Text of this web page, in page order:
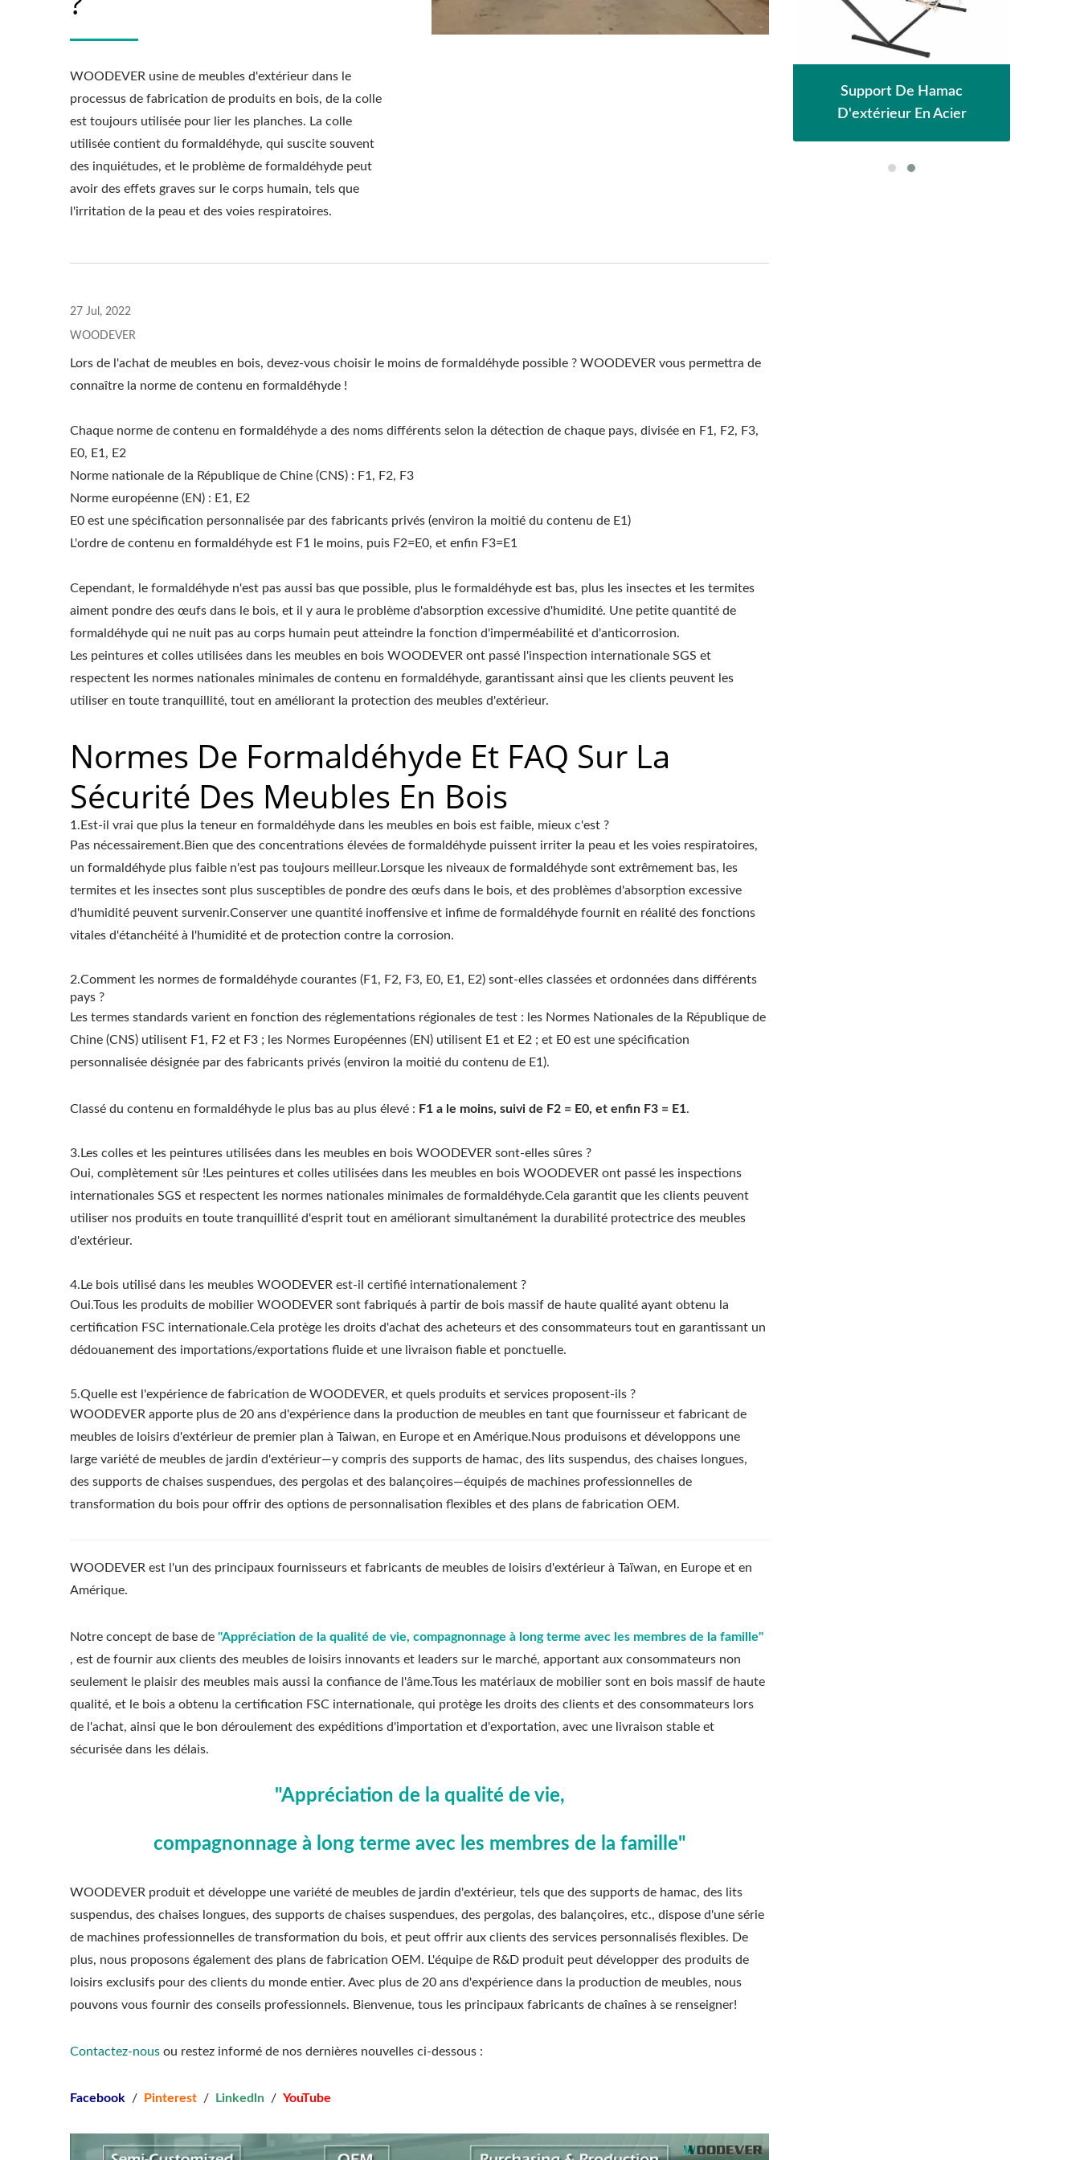
WOODEVER usine de meubles d'extérieur dans le
processus de fabrication de produits en bois, de la colle
est toujours utilisée pour lier les planches. La colle
utilisée contient du formaldéhyde, qui suscite souvent
des inquiétudes, et le problème de formaldéhyde peut
avoir des effets graves sur le corps humain, tels que
l'irritation de la peau et des voies respiratoires.
27 Jul, 2022
WOODEVER
Lors de l'achat de meubles en bois, devez-vous choisir le moins de formaldéhyde possible ? WOODEVER vous permettra de
connaître la norme de contenu en formaldéhyde !
Chaque norme de contenu en formaldéhyde a des noms différents selon la détection de chaque pays, divisée en F1, F2, F3,
E0, E1, E2
Norme nationale de la République de Chine (CNS) : F1, F2, F3
Norme européenne (EN) : E1, E2
E0 est une spécification personnalisée par des fabricants privés (environ la moitié du contenu de E1)
L'ordre de contenu en formaldéhyde est F1 le moins, puis F2=E0, et enfin F3=E1
Cependant, le formaldéhyde n'est pas aussi bas que possible, plus le formaldéhyde est bas, plus les insectes et les termites
aiment pondre des œufs dans le bois, et il y aura le problème d'absorption excessive d'humidité. Une petite quantité de
formaldéhyde qui ne nuit pas au corps humain peut atteindre la fonction d'imperméabilité et d'anticorrosion.
Les peintures et colles utilisées dans les meubles en bois WOODEVER ont passé l'inspection internationale SGS et
respectent les normes nationales minimales de contenu en formaldéhyde, garantissant ainsi que les clients peuvent les
utiliser en toute tranquillité, tout en améliorant la protection des meubles d'extérieur.
Normes De Formaldéhyde Et FAQ Sur La
Sécurité Des Meubles En Bois
1.Est-il vrai que plus la teneur en formaldéhyde dans les meubles en bois est faible, mieux c'est ?
Pas nécessairement.Bien que des concentrations élevées de formaldéhyde puissent irriter la peau et les voies respiratoires,
un formaldéhyde plus faible n'est pas toujours meilleur.Lorsque les niveaux de formaldéhyde sont extrêmement bas, les
termites et les insectes sont plus susceptibles de pondre des œufs dans le bois, et des problèmes d'absorption excessive
d'humidité peuvent survenir.Conserver une quantité inoffensive et infime de formaldéhyde fournit en réalité des fonctions
vitales d'étanchéité à l'humidité et de protection contre la corrosion.
2.Comment les normes de formaldéhyde courantes (F1, F2, F3, E0, E1, E2) sont-elles classées et ordonnées dans différents
pays ?
Les termes standards varient en fonction des réglementations régionales de test : les Normes Nationales de la République de
Chine (CNS) utilisent F1, F2 et F3 ; les Normes Européennes (EN) utilisent E1 et E2 ; et E0 est une spécification
personnalisée désignée par des fabricants privés (environ la moitié du contenu de E1).
Classé du contenu en formaldéhyde le plus bas au plus élevé : F1 a le moins, suivi de F2 = E0, et enfin F3 = E1.
3.Les colles et les peintures utilisées dans les meubles en bois WOODEVER sont-elles sûres ?
Oui, complètement sûr !Les peintures et colles utilisées dans les meubles en bois WOODEVER ont passé les inspections
internationales SGS et respectent les normes nationales minimales de formaldéhyde.Cela garantit que les clients peuvent
utiliser nos produits en toute tranquillité d'esprit tout en améliorant simultanément la durabilité protectrice des meubles
d'extérieur.
4.Le bois utilisé dans les meubles WOODEVER est-il certifié internationalement ?
Oui.Tous les produits de mobilier WOODEVER sont fabriqués à partir de bois massif de haute qualité ayant obtenu la
certification FSC internationale.Cela protège les droits d'achat des acheteurs et des consommateurs tout en garantissant un
dédouanement des importations/exportations fluide et une livraison fiable et ponctuelle.
5.Quelle est l'expérience de fabrication de WOODEVER, et quels produits et services proposent-ils ?
WOODEVER apporte plus de 20 ans d'expérience dans la production de meubles en tant que fournisseur et fabricant de
meubles de loisirs d'extérieur de premier plan à Taiwan, en Europe et en Amérique.Nous produisons et développons une
large variété de meubles de jardin d'extérieur—y compris des supports de hamac, des lits suspendus, des chaises longues,
des supports de chaises suspendues, des pergolas et des balançoires—équipés de machines professionnelles de
transformation du bois pour offrir des options de personnalisation flexibles et des plans de fabrication OEM.
WOODEVER est l'un des principaux fournisseurs et fabricants de meubles de loisirs d'extérieur à Taïwan, en Europe et en
Amérique.
Notre concept de base de "Appréciation de la qualité de vie, compagnonnage à long terme avec les membres de la famille"
, est de fournir aux clients des meubles de loisirs innovants et leaders sur le marché, apportant aux consommateurs non
seulement le plaisir des meubles mais aussi la confiance de l'âme.Tous les matériaux de mobilier sont en bois massif de haute
qualité, et le bois a obtenu la certification FSC internationale, qui protège les droits des clients et des consommateurs lors
de l'achat, ainsi que le bon déroulement des expéditions d'importation et d'exportation, avec une livraison stable et
sécurisée dans les délais.
"Appréciation de la qualité de vie,
compagnonnage à long terme avec les membres de la famille"
WOODEVER produit et développe une variété de meubles de jardin d'extérieur, tels que des supports de hamac, des lits
suspendus, des chaises longues, des supports de chaises suspendues, des pergolas, des balançoires, etc., dispose d'une série
de machines professionnelles de transformation du bois, et peut offrir aux clients des services personnalisés flexibles. De
plus, nous proposons également des plans de fabrication OEM. L'équipe de R&D produit peut développer des produits de
loisirs exclusifs pour des clients du monde entier. Avec plus de 20 ans d'expérience dans la production de meubles, nous
pouvons vous fournir des conseils professionnels. Bienvenue, tous les principaux fabricants de chaînes à se renseigner!
Contactez-nous ou restez informé de nos dernières nouvelles ci-dessous :
Facebook / Pinterest / Linkedln / YouTube
Support De Hamac
D'extérieur En Acier